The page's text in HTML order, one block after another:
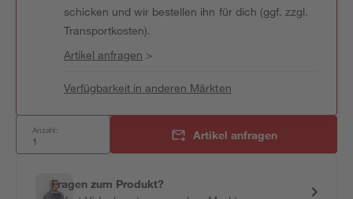
schicken und wir bestellen ihn für dich (ggf. zzgl.
Transportkosten).
Artikel anfragen >
Verfügbarkeit in anderen Märkten
Anzahl: Artikel anfragen
Fragen zum Produkt?